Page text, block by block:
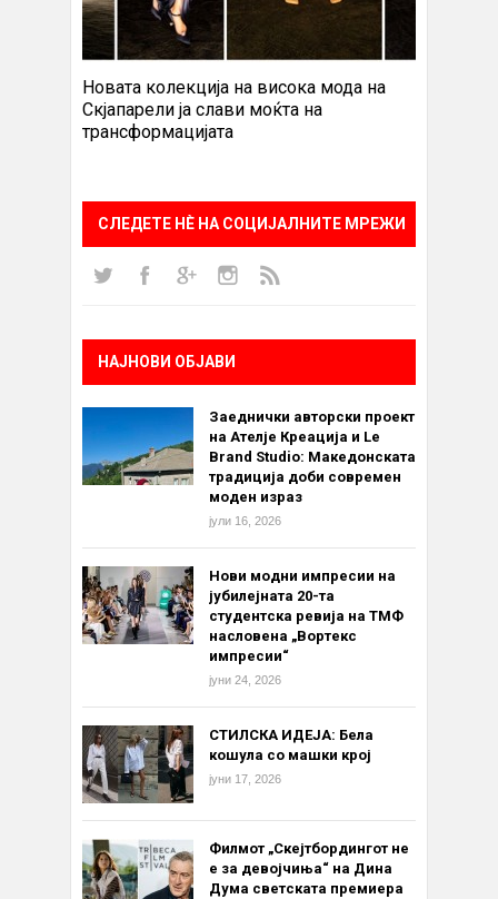
Новата колекција на висока мода на
Скјапарели ја слави моќта на
трансформацијата
СЛЕДЕТЕ НÈ НА СОЦИЈАЛНИТЕ МРЕЖИ
НАЈНОВИ ОБЈАВИ
Заеднички авторски проект
на Ателје Креација и Le
Brand Studio: Македонската
традиција доби современ
моден израз
јули 16, 2026
Нови модни импресии на
јубилејната 20-та
студентска ревија на ТМФ
насловена „Вортекс
импресии“
јуни 24, 2026
СТИЛСКА ИДЕЈА: Бела
кошула со машки крој
јуни 17, 2026
Филмот „Скејтбордингот не
е за девојчиња“ на Дина
Дума светската премиера